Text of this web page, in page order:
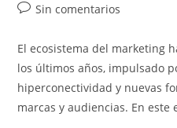
Sin comentarios
El ecosistema del marketing
los últimos años, impulsado
hiperconectividad y nuevas
marcas y audiencias. En este